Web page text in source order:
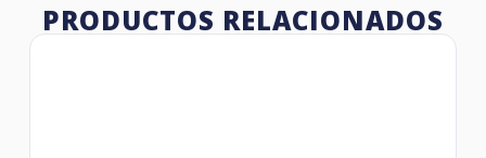
PRODUCTOS RELACIONADOS